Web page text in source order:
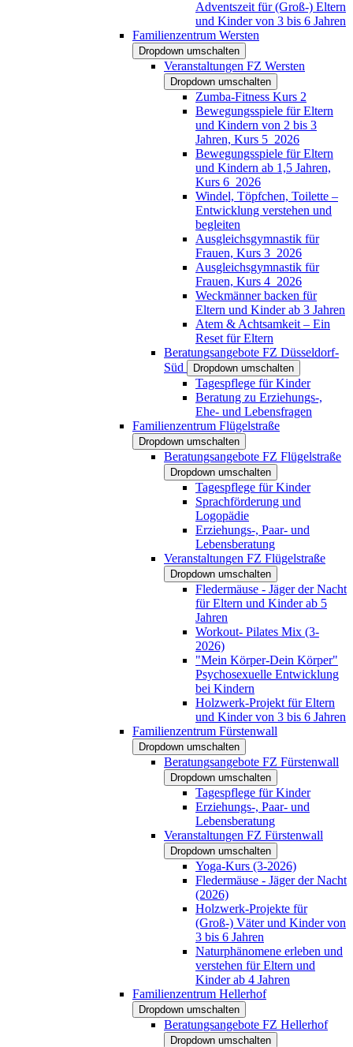
Adventszeit für (Groß-) Eltern
und Kinder von 3 bis 6 Jahren
Familienzentrum Wersten
Dropdown umschalten
Veranstaltungen FZ Wersten
Dropdown umschalten
Zumba-Fitness Kurs 2
Bewegungsspiele für Eltern
und Kindern von 2 bis 3
Jahren, Kurs 5_2026
Bewegungsspiele für Eltern
und Kindern ab 1,5 Jahren,
Kurs 6_2026
Windel, Töpfchen, Toilette –
Entwicklung verstehen und
begleiten
Ausgleichsgymnastik für
Frauen, Kurs 3_2026
Ausgleichsgymnastik für
Frauen, Kurs 4_2026
Weckmänner backen für
Eltern und Kinder ab 3 Jahren
Atem & Achtsamkeit – Ein
Reset für Eltern
Beratungsangebote FZ Düsseldorf-
Süd
Dropdown umschalten
Tagespflege für Kinder
Beratung zu Erziehungs-,
Ehe- und Lebensfragen
Familienzentrum Flügelstraße
Dropdown umschalten
Beratungsangebote FZ Flügelstraße
Dropdown umschalten
Tagespflege für Kinder
Sprachförderung und
Logopädie
Erziehungs-, Paar- und
Lebensberatung
Veranstaltungen FZ Flügelstraße
Dropdown umschalten
Fledermäuse - Jäger der Nacht
für Eltern und Kinder ab 5
Jahren
Workout- Pilates Mix (3-
2026)
"Mein Körper-Dein Körper"
Psychosexuelle Entwicklung
bei Kindern
Holzwerk-Projekt für Eltern
und Kinder von 3 bis 6 Jahren
Familienzentrum Fürstenwall
Dropdown umschalten
Beratungsangebote FZ Fürstenwall
Dropdown umschalten
Tagespflege für Kinder
Erziehungs-, Paar- und
Lebensberatung
Veranstaltungen FZ Fürstenwall
Dropdown umschalten
Yoga-Kurs (3-2026)
Fledermäuse - Jäger der Nacht
(2026)
Holzwerk-Projekte für
(Groß-) Väter und Kinder von
3 bis 6 Jahren
Naturphänomene erleben und
verstehen für Eltern und
Kinder ab 4 Jahren
Familienzentrum Hellerhof
Dropdown umschalten
Beratungsangebote FZ Hellerhof
Dropdown umschalten